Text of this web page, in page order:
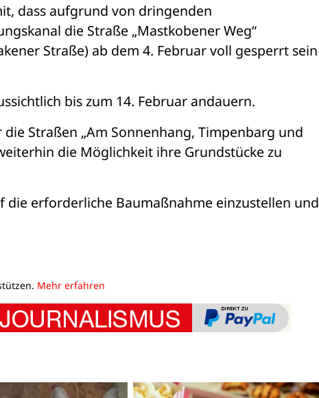
dass aufgrund von dringenden
die Straße „Mastkobener Weg“
Straße) ab dem 4. Februar voll gesperrt sein
bis zum 14. Februar andauern.
Straßen „Am Sonnenhang, Timpenbarg und
die Möglichkeit ihre Grundstücke zu
erforderliche Baumaßnahme einzustellen und
Mehr erfahren